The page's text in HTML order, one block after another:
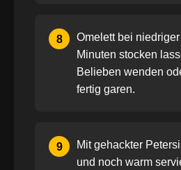
8
Omelett bei
Minuten stocken
Belieben wenden
fertig garen.
9
Mit gehackter
und noch warm